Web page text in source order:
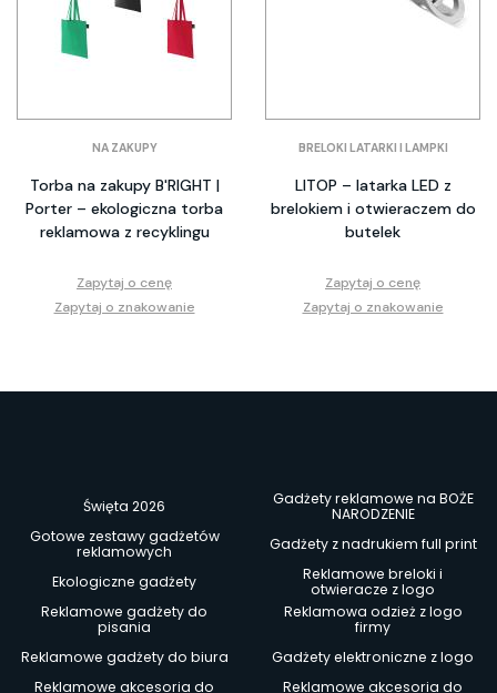
NA ZAKUPY
Torba na zakupy B'RIGHT |
Porter – ekologiczna torba
reklamowa z recyklingu
Zapytaj o cenę
Zapytaj o znakowanie
BRELOKI LATARKI I LAMPKI
LITOP – latarka LED z
brelokiem i otwieraczem do
butelek
Zapytaj o cenę
Zapytaj o znakowanie
Święta 2026
Gadżety reklamowe na BOŻE
NARODZENIE
Gotowe zestawy gadżetów
reklamowych
Gadżety z nadrukiem full print
Ekologiczne gadżety
Reklamowe breloki i
otwieracze z logo
Reklamowe gadżety do
pisania
Reklamowa odzież z logo
firmy
Reklamowe gadżety do biura
Gadżety elektroniczne z logo
Reklamowe akcesoria do
Reklamowe akcesoria do